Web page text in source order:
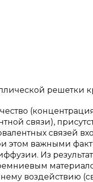
связи),
связей
этом важными
Из
воздействию